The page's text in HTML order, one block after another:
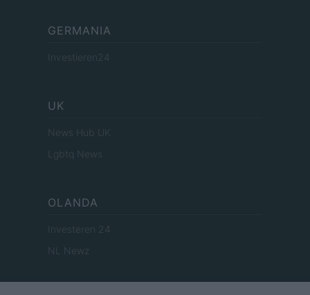
GERMANIA
Investieren24
UK
News Hub UK
Lgbtq News
OLANDA
Investeren 24
NL Newz